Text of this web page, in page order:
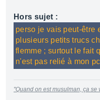
Hors sujet :
perso je vais peut-être
plusieurs petits trucs
flemme ; surtout le fait
n'est pas relié à mon
"Quand on est musulman, ça se